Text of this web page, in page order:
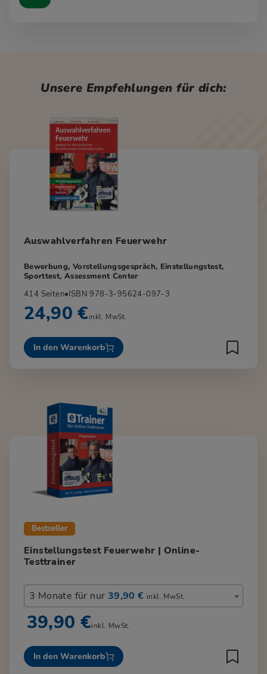
Unsere Empfehlungen für dich:
Auswahlverfahren Feuerwehr
Bewerbung, Vorstellungsgespräch, Einstellungstest,
Sporttest, Assessment Center
414 Seiten•ISBN 978-3-95624-097-3
24,90 €inkl. MwSt.
In den Warenkorb
Bestseller
Einstellungstest Feuerwehr | Online-
Testtrainer
3 Monate für nur 39,90 € inkl. MwSt.
39,90 €inkl. MwSt.
In den Warenkorb